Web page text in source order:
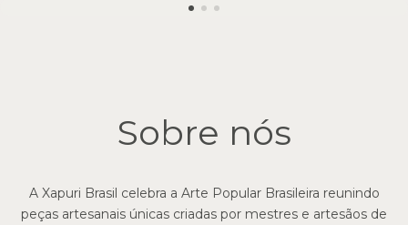
Sobre nós
A Xapuri Brasil celebra a Arte Popular Brasileira reunindo
peças artesanais únicas criadas por mestres e artesãos de